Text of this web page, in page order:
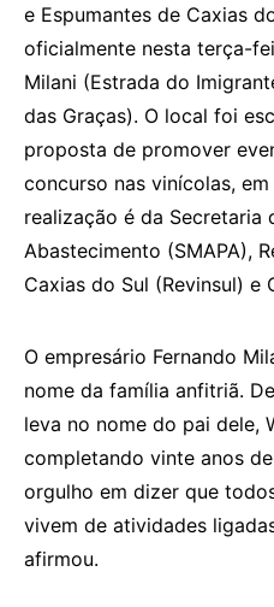
e Espumantes de Caxias
oficialmente nesta terça-
Milani (Estrada do
das Graças). O local foi
proposta de promover
concurso nas vinícolas,
realização é da Secretaria
Abastecimento (SMAPA),
Caxias do Sul (Revinsul) e
O empresário Fernando
nome da família anfitriã.
leva no nome do pai dele,
completando vinte anos
orgulho em dizer que
vivem de atividades
afirmou.